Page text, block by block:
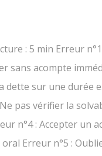
: 5 min Erreur
sans acompte
dette sur une durée
pas vérifier la
n°4 : Accepter un
Erreur n°5 :